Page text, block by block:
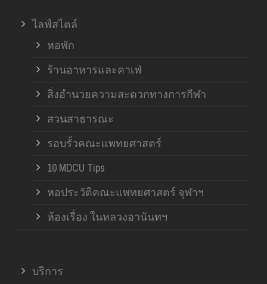
ไลฟ์สไตล์
หอพัก
ร้านอาหารและคาเฟ่
สิ่งอำนวยความสะดวกทางการกีฬา
สวนสาธารณะ
รอบรั้วคณะแพทยศาสตร์
10 MDCU Tips
หอประวัติคณะแพทยศาสตร์ จุฬาฯ
ห้องเรื่อง ในหลวงอานันทฯ
บริการ